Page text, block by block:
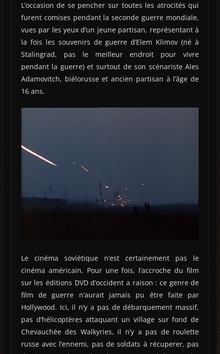
L’occasion de se pencher sur toutes les atrocités qui
furent comises pendant la seconde guerre mondiale,
vues par les yeux d’un jeune partisan, représentant à
la fois les souvenirs de guerre d’Elem Klimov (né à
Stalingrad, pas le meilleur endroit pour vivre
pendant la guerre) et surtout de son scénariste Ales
Adamovitch, biélorusse et ancien partisan à l’âge de
16 ans.
Le cinéma soviétique n’est certainement pas le
cinéma américain. Pour une fois, l’accroche du film
sur les éditions DVD d’occident a raison : ce genre de
film de guerre n’aurait jamais pu être faite par
Hollywood. Ici, il n’y a pas de débarquement massif,
pas d’hélicoptères attaquant un village sur fond de
Chevauchée des Walkyries, il n’y a pas de roulette
russe avec l’ennemi, pas de soldats à récuperer, pas